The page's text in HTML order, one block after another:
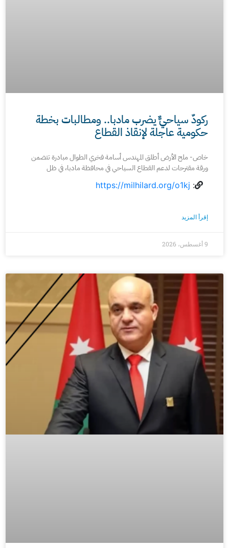
ركودٌ سياحيٌّ يضرب مادبا.. ومطالبات بخطة
حكومية عاجلة لإنقاذ القطاع
خاص- ملح الأرض أطلق المهندس أسامة فخري الطوال مبادرة تتضمن
ورقة مقترحات لدعم القطاع السياحي في محافظة مادبا، في ظل
:
https://milhilard.org/o1kj
إقرأ المزيد
9 أغسطس، 2026